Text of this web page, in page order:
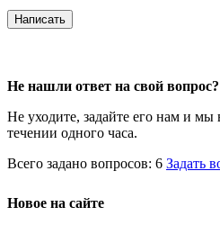
Не нашли ответ на свой вопрос?
Не уходите, задайте его нам и
течении одного часа.
Всего задано вопросов: 6 Задать
Новое на сайте